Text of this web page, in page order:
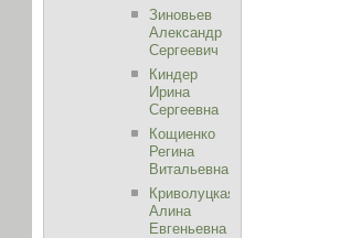
Зиновьев
Александр
Сергеевич
Киндер
Ирина
Сергеевна
Кощиенко
Регина
Витальевна
Криволуцкая
Алина
Евгеньевна